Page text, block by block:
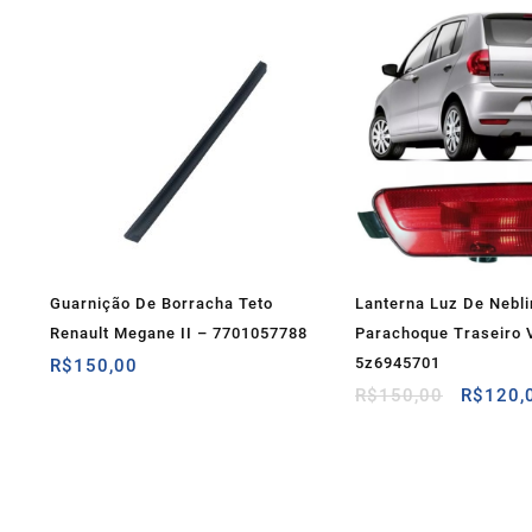
Guarnição De Borracha Teto
Renault Megane II – 7701057788
R$150,00
Lanterna Luz De
Parachoque Traseiro
5z6945701
R$150,00
O
R$